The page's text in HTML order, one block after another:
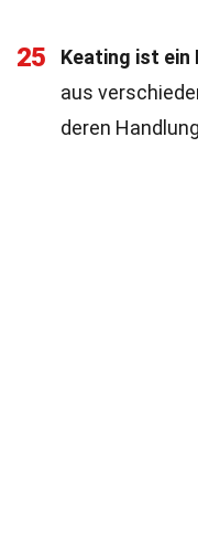
25 Keating ist ein
aus
deren